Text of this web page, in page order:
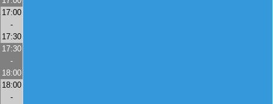
17:00
-
17:30
17:30
-
18:00
18:00
-